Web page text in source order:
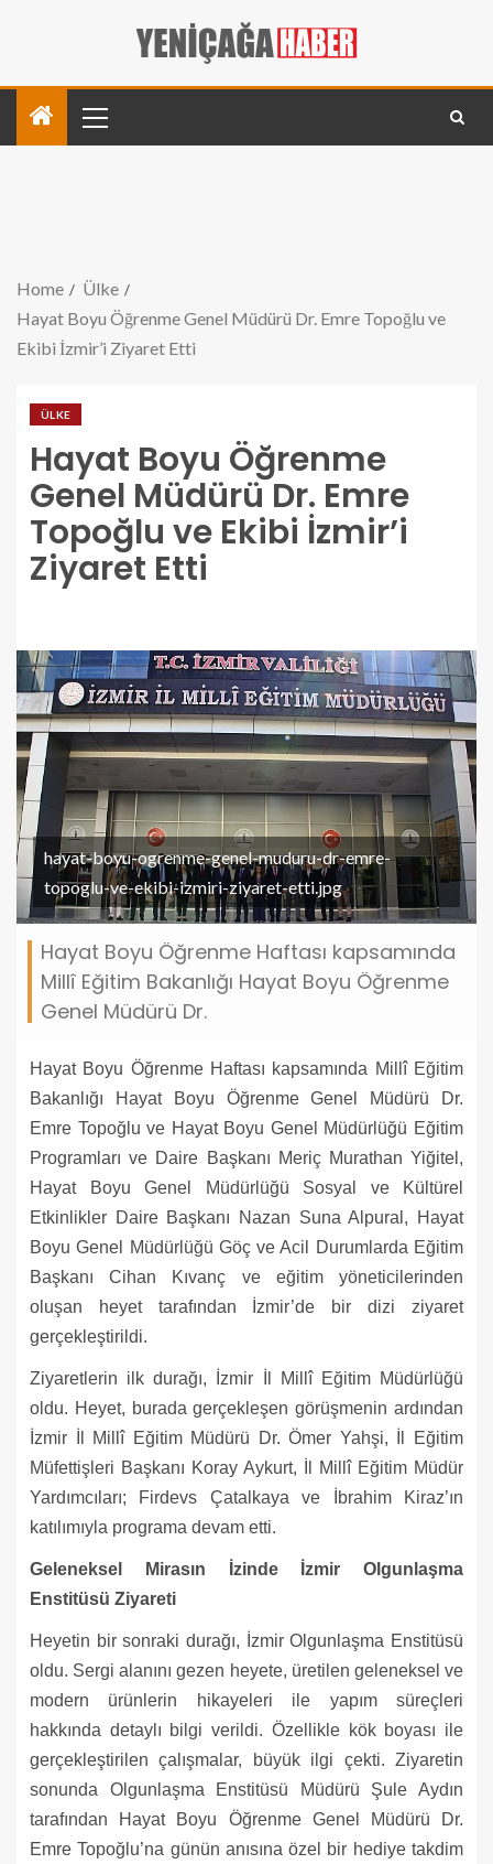
Home
Ülke
Hayat Boyu Öğrenme Genel Müdürü Dr. Emre Topoğlu ve
Ekibi İzmir’i Ziyaret Etti
ÜLKE
Hayat Boyu Öğrenme
Genel Müdürü Dr. Emre
Topoğlu ve Ekibi İzmir’i
Ziyaret Etti
hayat-boyu-ogrenme-genel-muduru-dr-emre-
topoglu-ve-ekibi-izmiri-ziyaret-etti.jpg
Hayat Boyu Öğrenme Haftası kapsamında
Millî Eğitim Bakanlığı Hayat Boyu Öğrenme
Genel Müdürü Dr.
Hayat Boyu Öğrenme Haftası kapsamında Millî Eğitim
Bakanlığı Hayat Boyu Öğrenme Genel Müdürü Dr.
Emre Topoğlu ve Hayat Boyu Genel Müdürlüğü Eğitim
Programları ve Daire Başkanı Meriç Murathan Yiğitel,
Hayat Boyu Genel Müdürlüğü Sosyal ve Kültürel
Etkinlikler Daire Başkanı Nazan Suna Alpural, Hayat
Boyu Genel Müdürlüğü Göç ve Acil Durumlarda Eğitim
Başkanı Cihan Kıvanç ve eğitim yöneticilerinden
oluşan heyet tarafından İzmir’de bir dizi ziyaret
gerçekleştirildi.
Ziyaretlerin ilk durağı, İzmir İl Millî Eğitim Müdürlüğü
oldu. Heyet, burada gerçekleşen görüşmenin ardından
İzmir İl Millî Eğitim Müdürü Dr. Ömer Yahşi, İl Eğitim
Müfettişleri Başkanı Koray Aykurt, İl Millî Eğitim Müdür
Yardımcıları; Firdevs Çatalkaya ve İbrahim Kiraz’ın
katılımıyla programa devam etti.
Geleneksel Mirasın İzinde İzmir Olgunlaşma
Enstitüsü Ziyareti
Heyetin bir sonraki durağı, İzmir Olgunlaşma Enstitüsü
oldu. Sergi alanını gezen heyete, üretilen geleneksel ve
modern ürünlerin hikayeleri ile yapım süreçleri
hakkında detaylı bilgi verildi. Özellikle kök boyası ile
gerçekleştirilen çalışmalar, büyük ilgi çekti. Ziyaretin
sonunda Olgunlaşma Enstitüsü Müdürü Şule Aydın
tarafından Hayat Boyu Öğrenme Genel Müdürü Dr.
Emre Topoğlu’na günün anısına özel bir hediye takdim